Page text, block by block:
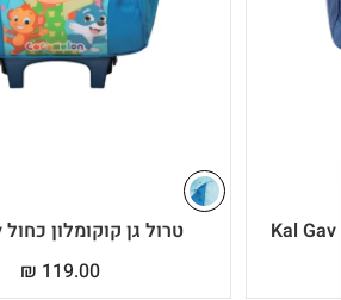
טרול גן קוקומלון כחול Kal Gav
₪ 119.00